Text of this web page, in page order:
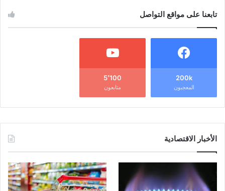
تابعنا على مواقع التواصل
200k
المعجبون
5٬100
متابعون
الأخبار الاقتصادية